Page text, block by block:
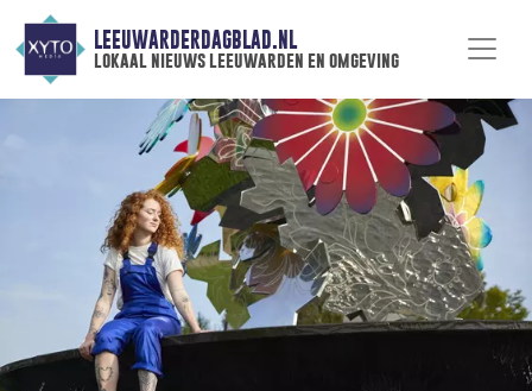
LEEUWARDERDAGBLAD.NL
lokaal nieuws leeuwarden en omgeving